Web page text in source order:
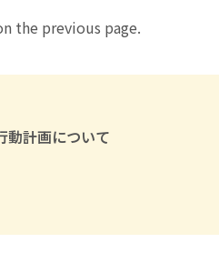
the previous page.
動計画について